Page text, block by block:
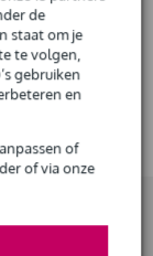
de
staat om je
te volgen,
gebruiken
en
of
of via onze